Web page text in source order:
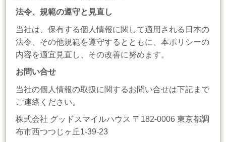
法令、規範の遵守と見直し
当社は、保有する個人情報に関して適用される日本の
法令、その他規範を遵守するとともに、本ポリシーの
内容を適宜見直し、その改善に努めます。
お問い合せ
当社の個人情報の取扱に関するお問い合せは下記まで
ご連絡ください。
株式会社 グッドスマイルハウス 〒182-0006 東京都調
布市西つつじヶ丘1-39-23